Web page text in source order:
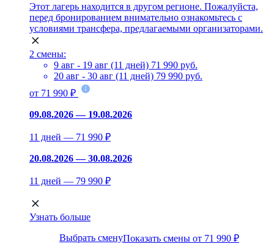
Этот лагерь находится в другом регионе. Пожалуйста,
перед бронированием внимательно ознакомьтесь с
условиями трансфера, предлагаемыми организаторами.
2 смены:
9 авг - 19 авг (11 дней) 71 990 руб.
20 авг - 30 авг (11 дней) 79 990 руб.
от 71 990 ₽
09.08.2026 — 19.08.2026
11 дней — 71 990 ₽
20.08.2026 — 30.08.2026
11 дней — 79 990 ₽
Узнать больше
Выбрать сменуПоказать смены от 71 990 ₽